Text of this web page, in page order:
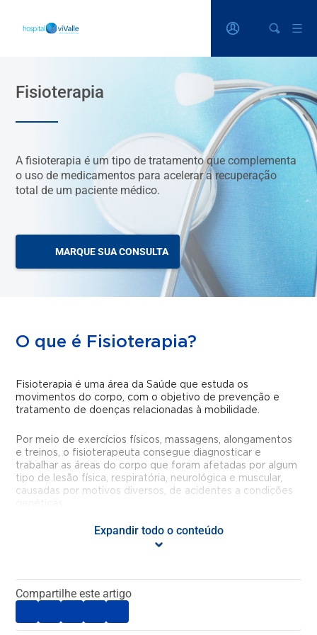
Fisioterapia
A fisioterapia é um tipo de tratamento que complementa
o uso de medicamentos para acelerar a recuperação
total de um paciente médico.
MARQUE SUA CONSULTA
O que é Fisioterapia?
Fisioterapia é uma área da Saúde que estuda os
movimentos do corpo, com o objetivo de prevenção e
tratamento de doenças relacionadas à mobilidade.
Por meio de exercícios físicos, massagens, alongamentos
e treinos, o fisioterapeuta consegue diagnosticar e
trabalhar as áreas do corpo que foram afetadas por algum
tipo de lesão física, respiratória, neurológica e muscular,
causadas por motivos diversos, de acidentes a condições
O fisioterapeuta ainda pode indicar tratamentos à base de
calor ou de frio, a depender da lesão apresentada pelo
A Fisioterapia usa calor, frio, eletricidade ou mesmo a
Expandir todo o conteúdo
Compartilhe este artigo